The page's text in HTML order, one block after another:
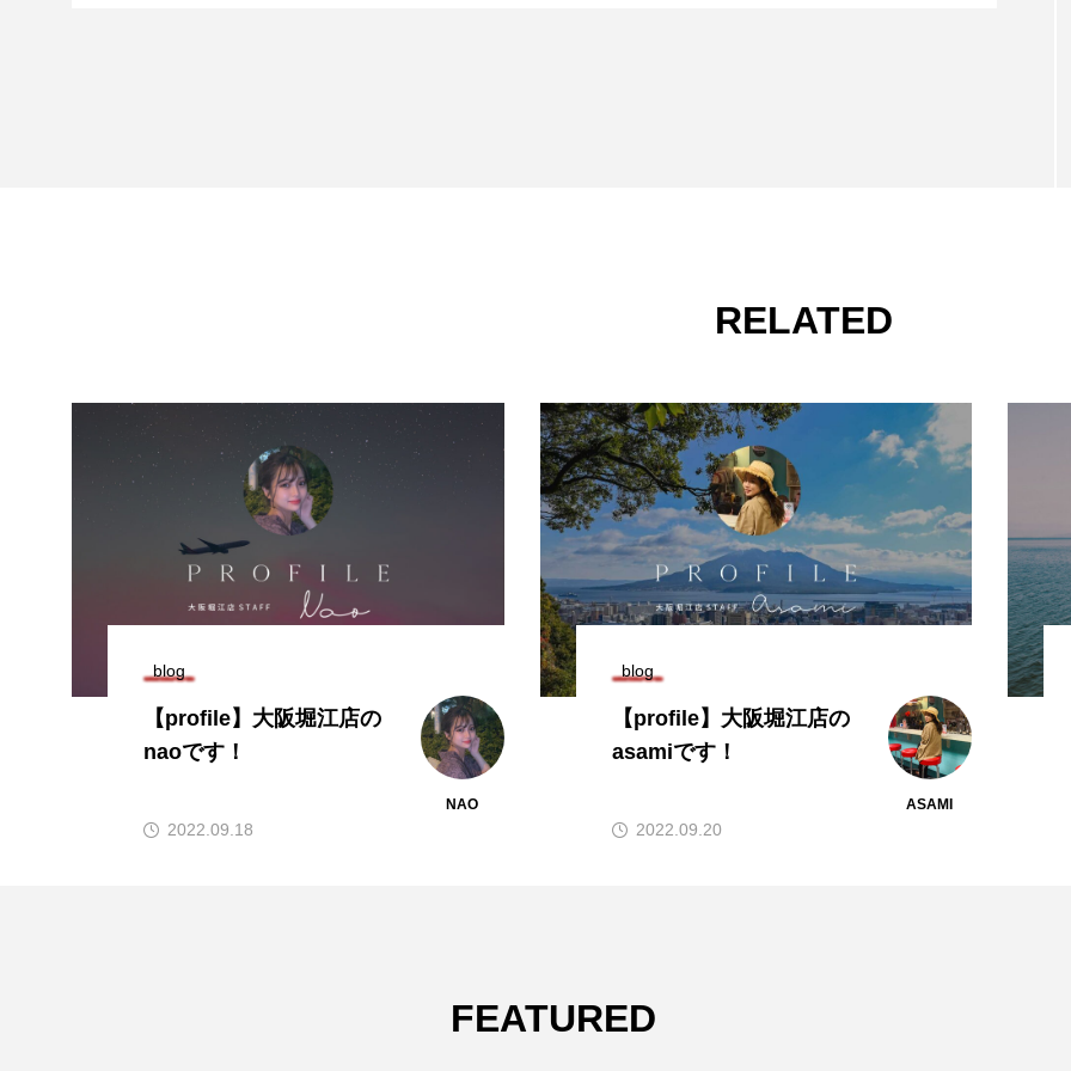
RELATED
blog
【profile】大阪堀江店の
naoです！
NAO
2022.09.18
blog
【profile】大阪堀江店の
asamiです！
ASAMI
2022.09.20
FEATURED